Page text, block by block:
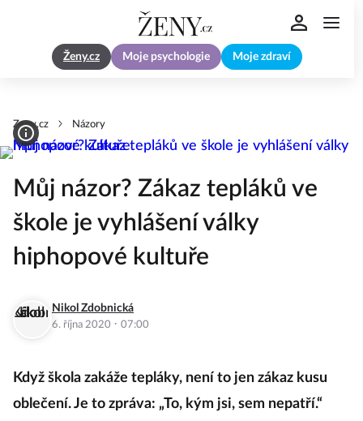
Ženy.cz Moje psychologie Moje zdraví
Zeny.cz Názory
Můj názor? Zákaz tepláků ve
škole je vyhlášení války
hiphopové kultuře
Nikol Zdobnická
6. října 2020 · 07:00
Když škola zakáže tepláky, není to jen zákaz kusu
oblečení. Je to zpráva: „To, kým jsi, sem nepatří.“